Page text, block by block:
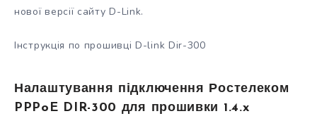
нової версії сайту D-Link.
Інструкція по прошивці D-link Dir-300
Налаштування підключення Ростелеком
PPPoE DIR-300 для прошивки 1.4.x